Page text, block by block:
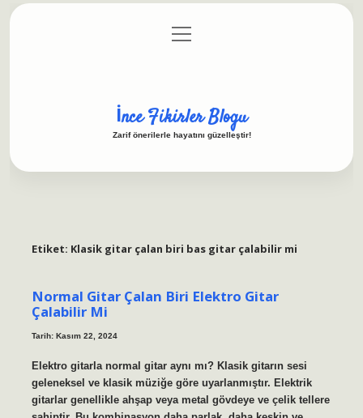
Gizlilik Politikası
menüyü
aç
İnce Fikirler Blogu
Zarif önerilerle hayatını güzelleştir!
Etiket: Klasik gitar çalan biri bas gitar çalabilir mi
Normal Gitar Çalan Biri Elektro Gitar
Çalabilir Mi
Tarih: Kasım 22, 2024
Elektro gitarla normal gitar aynı mı? Klasik gitarın sesi
geleneksel ve klasik müziğe göre uyarlanmıştır. Elektrik
gitarlar genellikle ahşap veya metal gövdeye ve çelik tellere